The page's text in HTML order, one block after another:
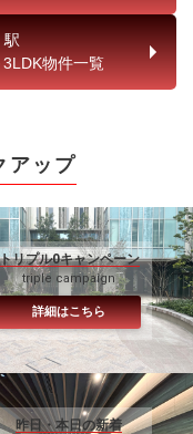
駅
3LDK物件一覧
アップ
リプル0キャンペーン
triple campaign
詳細はこちら
昨日・本日の新着